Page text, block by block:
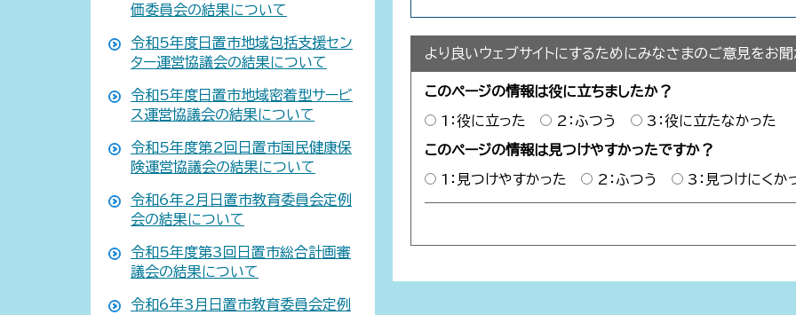
価委員会の結果について
令和5年度日置市地域包括支援セン
ター運営協議会の結果について
令和5年度日置市地域密着型サービ
ス運営協議会の結果について
令和5年度第2回日置市国民健康保
険運営協議会の結果について
令和6年2月日置市教育委員会定例
会の結果について
令和5年度第3回日置市総合計画審
議会の結果について
令和6年3月日置市教育委員会定例
より良いウェブサイトにするためにみなさまのご意見をお
このページの情報は役に立ちましたか？
1：役に立った 2：ふつう 3：役に立たなかった
このページの情報は見つけやすかったですか？
1：見つけやすかった 2：ふつう 3：見つけにくか